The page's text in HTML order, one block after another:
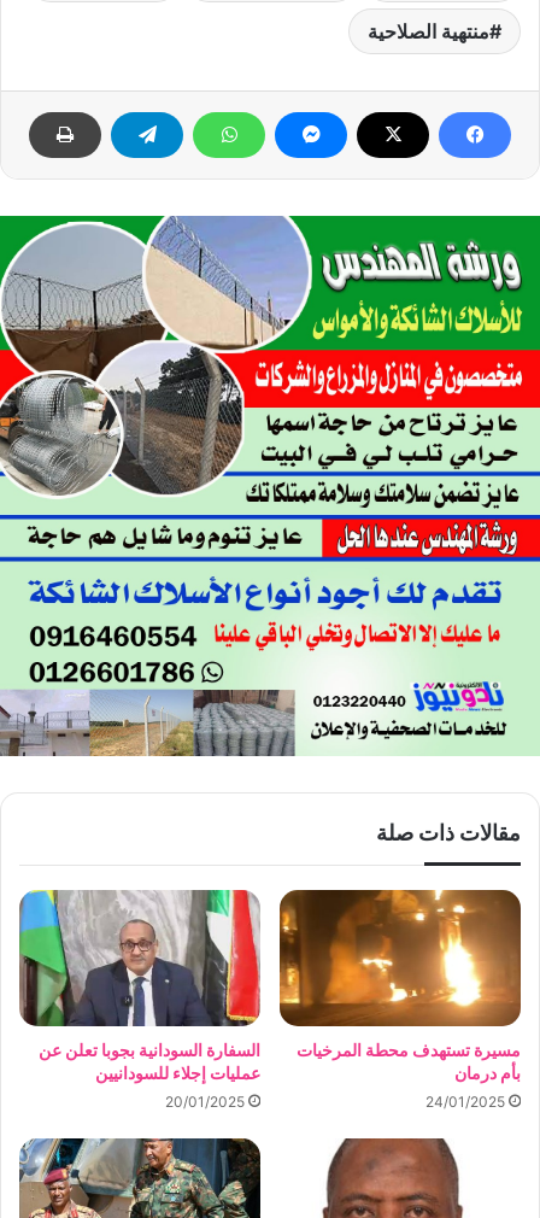
منتهية الصلاحية
مقالات ذات صلة
مسيرة تستهدف محطة المرخيات
بأم درمان
24/01/2025
السفارة السودانية بجوبا تعلن عن
عمليات إجلاء للسودانيين
20/01/2025